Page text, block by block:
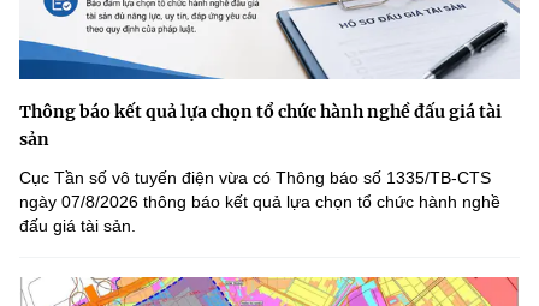
Thông báo kết quả lựa chọn tổ chức hành nghề đấu giá tài
sản
Cục Tần số vô tuyến điện vừa có Thông báo số 1335/TB-CTS
ngày 07/8/2026 thông báo kết quả lựa chọn tổ chức hành nghề
đấu giá tài sản.